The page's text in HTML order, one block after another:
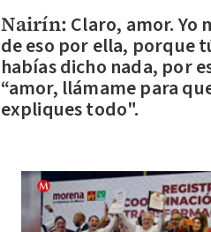
Nairín: Claro, amor. Yo
de eso por ella, porque
habías dicho nada, por
“amor, llámame para
expliques todo".